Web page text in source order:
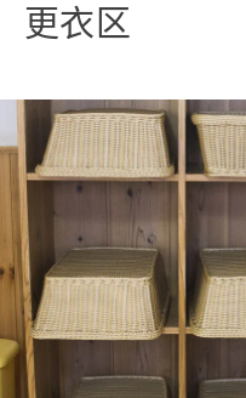
更衣区